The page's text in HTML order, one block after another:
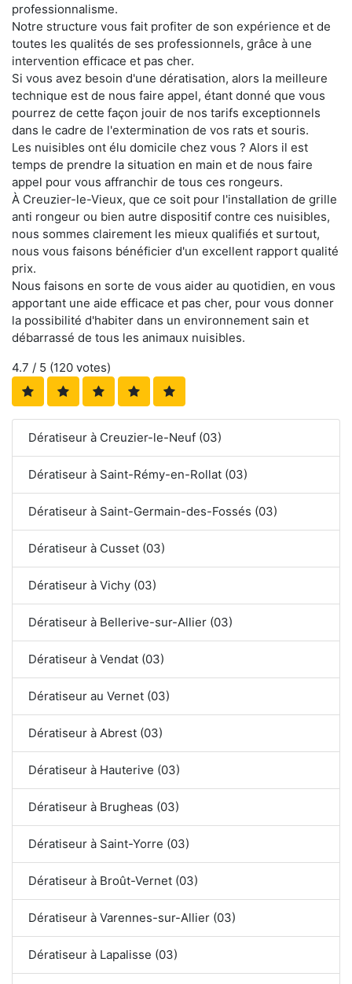
professionnalisme.
Notre structure vous fait profiter de son expérience et de
toutes les qualités de ses professionnels, grâce à une
intervention efficace et pas cher.
Si vous avez besoin d'une dératisation, alors la meilleure
technique est de nous faire appel, étant donné que vous
pourrez de cette façon jouir de nos tarifs exceptionnels
dans le cadre de l'extermination de vos rats et souris.
Les nuisibles ont élu domicile chez vous ? Alors il est
temps de prendre la situation en main et de nous faire
appel pour vous affranchir de tous ces rongeurs.
À Creuzier-le-Vieux, que ce soit pour l'installation de grille
anti rongeur ou bien autre dispositif contre ces nuisibles,
nous sommes clairement les mieux qualifiés et surtout,
nous vous faisons bénéficier d'un excellent rapport qualité
prix.
Nous faisons en sorte de vous aider au quotidien, en vous
apportant une aide efficace et pas cher, pour vous donner
la possibilité d'habiter dans un environnement sain et
débarrassé de tous les animaux nuisibles.
4.7 / 5 (120 votes)
Dératiseur à Creuzier-le-Neuf (03)
Dératiseur à Saint-Rémy-en-Rollat (03)
Dératiseur à Saint-Germain-des-Fossés (03)
Dératiseur à Cusset (03)
Dératiseur à Vichy (03)
Dératiseur à Bellerive-sur-Allier (03)
Dératiseur à Vendat (03)
Dératiseur au Vernet (03)
Dératiseur à Abrest (03)
Dératiseur à Hauterive (03)
Dératiseur à Brugheas (03)
Dératiseur à Saint-Yorre (03)
Dératiseur à Broût-Vernet (03)
Dératiseur à Varennes-sur-Allier (03)
Dératiseur à Lapalisse (03)